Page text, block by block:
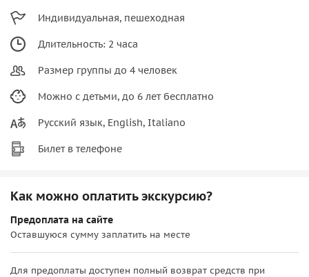
Индивидуальная, пешеходная
Длительность: 2 часа
Размер группы до 4 человек
Можно с детьми, до 6 лет бесплатно
Русский язык, English, Italiano
Билет в телефоне
Как можно оплатить экскурсию?
Предоплата на сайте
Оставшуюся сумму заплатить на месте
Для предоплаты доступен полный возврат средств при